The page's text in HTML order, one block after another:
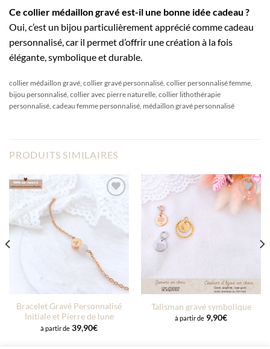
Ce collier médaillon gravé est-il une bonne idée cadeau ?
Oui, c’est un bijou particulièrement apprécié comme cadeau
personnalisé, car il permet d’offrir une création à la fois
élégante, symbolique et durable.
collier médaillon gravé, collier gravé personnalisé, collier personnalisé femme,
bijou personnalisé, collier avec pierre naturelle, collier lithothérapie
personnalisé, cadeau femme personnalisé, médaillon gravé personnalisé
PRODUITS SIMILAIRES
Bracelet Gravé Personnalisé
Initiale et Pierre de lune
à partir de 39,90€
Talisman gravé symbolique
à partir de 9,90€